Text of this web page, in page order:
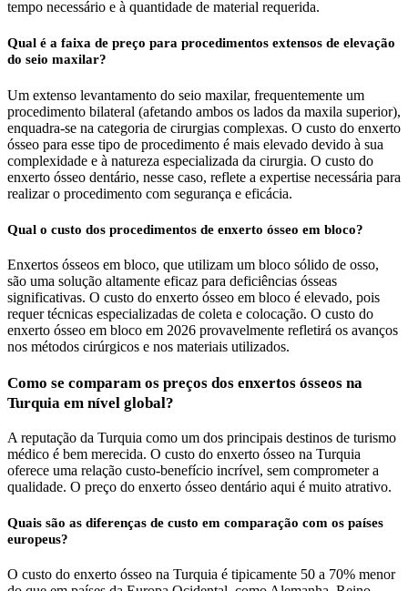
tempo necessário e à quantidade de material requerida.
Qual é a faixa de preço para procedimentos extensos de elevação
do seio maxilar?
Um extenso levantamento do seio maxilar, frequentemente um
procedimento bilateral (afetando ambos os lados da maxila superior),
enquadra-se na categoria de cirurgias complexas. O custo do enxerto
ósseo para esse tipo de procedimento é mais elevado devido à sua
complexidade e à natureza especializada da cirurgia. O custo do
enxerto ósseo dentário, nesse caso, reflete a expertise necessária para
realizar o procedimento com segurança e eficácia.
Qual o custo dos procedimentos de enxerto ósseo em bloco?
Enxertos ósseos em bloco, que utilizam um bloco sólido de osso,
são uma solução altamente eficaz para deficiências ósseas
significativas. O custo do enxerto ósseo em bloco é elevado, pois
requer técnicas especializadas de coleta e colocação. O custo do
enxerto ósseo em bloco em 2026 provavelmente refletirá os avanços
nos métodos cirúrgicos e nos materiais utilizados.
Como se comparam os preços dos enxertos ósseos na
Turquia em nível global?
A reputação da Turquia como um dos principais destinos de turismo
médico é bem merecida. O custo do enxerto ósseo na Turquia
oferece uma relação custo-benefício incrível, sem comprometer a
qualidade. O preço do enxerto ósseo dentário aqui é muito atrativo.
Quais são as diferenças de custo em comparação com os países
europeus?
O custo do enxerto ósseo na Turquia é tipicamente 50 a 70% menor